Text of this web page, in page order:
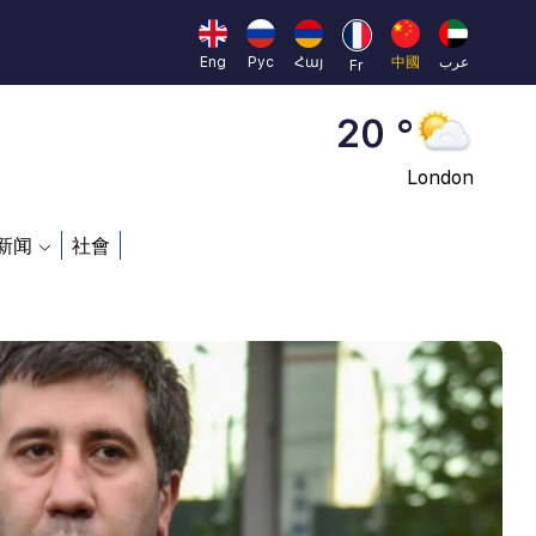
Eng Рус Հայ Fr 中國 عرب 45 °
Dubai
20 °
London
Brussels
16 °
Rome
23 °
闻 社會